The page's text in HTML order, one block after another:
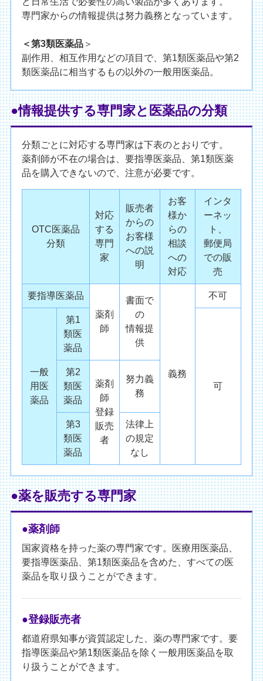
専門家からの情報提供は努力義務となっています。
＜第3類医薬品＞
副作用、相互作用などの項目で、第1類医薬品や第2
類医薬品に相当するもの以外の一般用医薬品。
●情報提供する専門家と医薬品の分類
分類ごとに対応する専門家は下表のとおりです。
薬剤師が不在の場合は、要指導医薬品、第1類医薬
品を購入できないので、注意が必要です。
OTC医薬品
分類
対応
する
専門
家
販売者
からの
お客様
への説
明
お客
様か
らの
相談
への
対応
インタ
ーネッ
ト、
郵便局
での販
売
要指導医薬品
薬剤
師
書面で
の
情報提
供
義務
不可
一般
用医
薬品
第1
類医
薬品
可
第2
類医
薬品
薬剤
師
登録
販売
者
努力義
務
第3
類医
薬品
法律上
の規定
なし
●薬を販売する専門家
●薬剤師
国家資格を持った薬の専門家です。医療用医薬品、
要指導医薬品、第1類医薬品を含めた、すべての医
薬品を取り扱うことができます。
●登録販売者
都道府県知事が資質認定した、薬の専門家です。要
指導医薬品や第1類医薬品を除く一般用医薬品を取
り扱うことができます。